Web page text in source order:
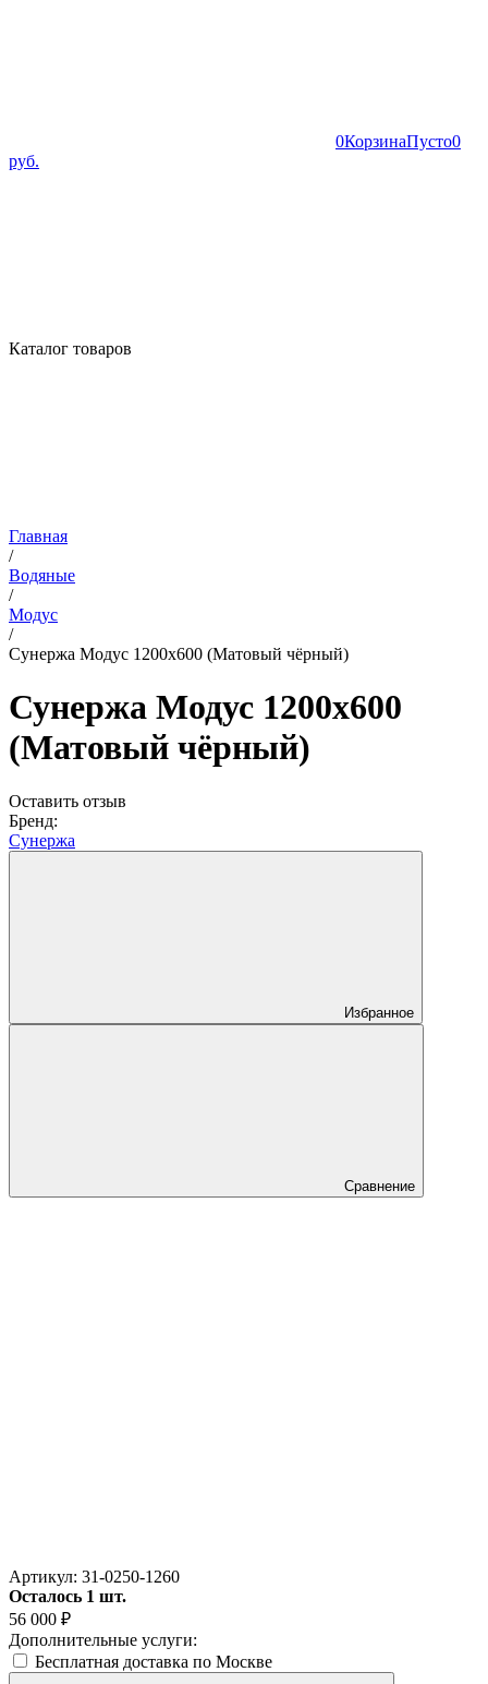
0КорзинаПусто0
руб.
Каталог товаров
Главная
/
Водяные
/
Модус
/
Сунержа Модус 1200х600 (Матовый чёрный)
Сунержа Модус 1200х600
(Матовый чёрный)
Оставить отзыв
Бренд:
Сунержа
Избранное
Сравнение
Артикул: 31-0250-1260
Осталось 1 шт.
56 000 ₽
Дополнительные услуги:
Бесплатная доставка по Москве